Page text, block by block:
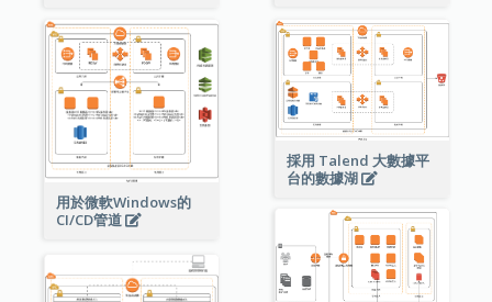
用於微軟Windows的
CI/CD管道
採用 Talend 大數據平
台的數據湖